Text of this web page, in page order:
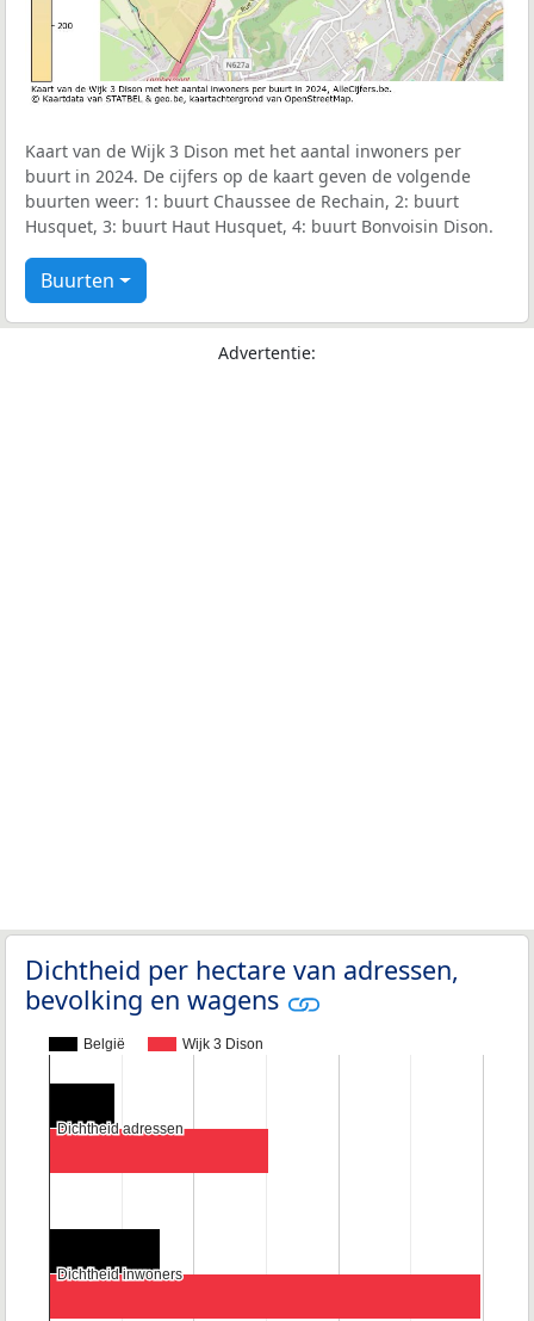
Kaart van de Wijk 3 Dison met het aantal inwoners per
buurt in 2024. De cijfers op de kaart geven de volgende
buurten weer: 1: buurt Chaussee de Rechain, 2: buurt
Husquet, 3: buurt Haut Husquet, 4: buurt Bonvoisin Dison.
Buurten
Advertentie:
Dichtheid per hectare van adressen,
bevolking en wagens
België Wijk 3 Dison
Dichtheid adressen
Dichtheid adressen
Dichtheid inwoners
Dichtheid inwoners